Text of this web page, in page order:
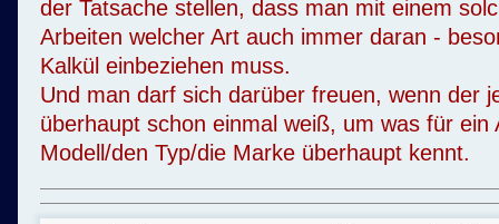
der Tatsache stellen, dass man mit einem
Arbeiten welcher Art auch immer daran -
Kalkül einbeziehen muss.
Und man darf sich darüber freuen, wenn der
überhaupt schon einmal weiß, um was für
Modell/den Typ/die Marke überhaupt kennt.